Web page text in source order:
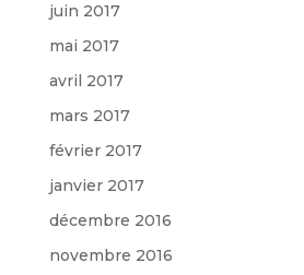
juin 2017
mai 2017
avril 2017
mars 2017
février 2017
janvier 2017
décembre 2016
novembre 2016